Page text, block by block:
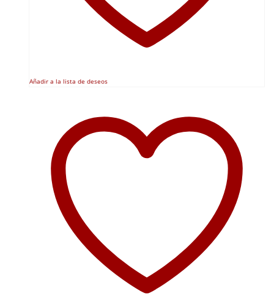
Añadir a la lista de deseos